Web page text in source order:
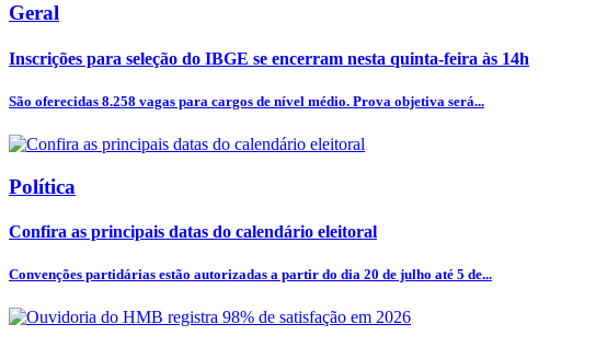
Geral
Inscrições para seleção do IBGE se encerram nesta quinta-feira às 14h
São oferecidas 8.258 vagas para cargos de nível médio. Prova objetiva será...
Política
Confira as principais datas do calendário eleitoral
Convenções partidárias estão autorizadas a partir do dia 20 de julho até 5 de...